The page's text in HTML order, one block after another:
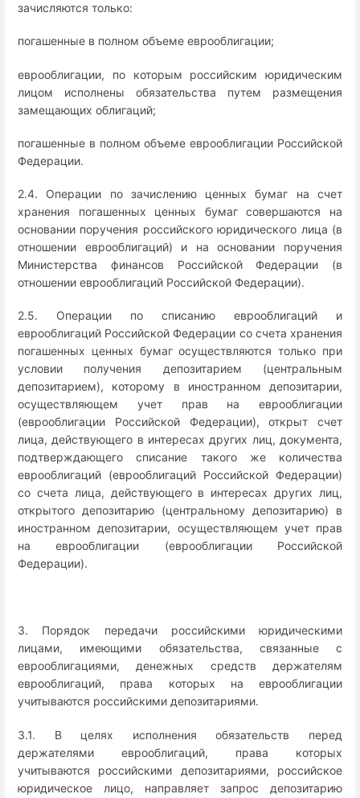
зачисляются только:
погашенные в полном объеме еврооблигации;
еврооблигации, по которым российским юридическим
лицом исполнены обязательства путем размещения
замещающих облигаций;
погашенные в полном объеме еврооблигации Российской
Федерации.
2.4. Операции по зачислению ценных бумаг на счет
хранения погашенных ценных бумаг совершаются на
основании поручения российского юридического лица (в
отношении еврооблигаций) и на основании поручения
Министерства финансов Российской Федерации (в
отношении еврооблигаций Российской Федерации).
2.5. Операции по списанию еврооблигаций и
еврооблигаций Российской Федерации со счета хранения
погашенных ценных бумаг осуществляются только при
условии получения депозитарием (центральным
депозитарием), которому в иностранном депозитарии,
осуществляющем учет прав на еврооблигации
(еврооблигации Российской Федерации), открыт счет
лица, действующего в интересах других лиц, документа,
подтверждающего списание такого же количества
еврооблигаций (еврооблигаций Российской Федерации)
со счета лица, действующего в интересах других лиц,
открытого депозитарию (центральному депозитарию) в
иностранном депозитарии, осуществляющем учет прав
на еврооблигации (еврооблигации Российской
Федерации).
3. Порядок передачи российскими юридическими
лицами, имеющими обязательства, связанные с
еврооблигациями, денежных средств держателям
еврооблигаций, права которых на еврооблигации
учитываются российскими депозитариями.
3.1. В целях исполнения обязательств перед
держателями еврооблигаций, права которых
учитываются российскими депозитариями, российское
юридическое лицо, направляет запрос депозитарию